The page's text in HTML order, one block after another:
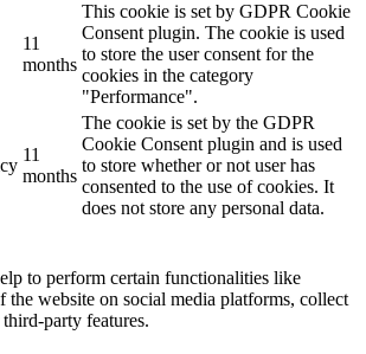
11
months
This cookie is set by GDPR Cookie
Consent plugin. The cookie is used
to store the user consent for the
cookies in the category
"Performance".
11
months
The cookie is set by the GDPR
Cookie Consent plugin and is used
to store whether or not user has
consented to the use of cookies. It
does not store any personal data.
to perform certain functionalities like
the website on social media platforms, collect
party features.